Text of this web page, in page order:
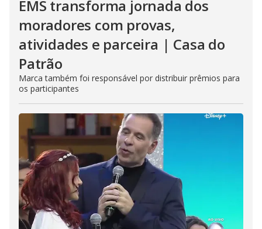
EMS transforma jornada dos
moradores com provas,
atividades e parceira | Casa do
Patrão
Marca também foi responsável por distribuir prêmios para
os participantes